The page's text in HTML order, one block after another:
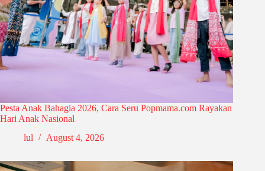
Pesta Anak Bahagia 2026, Cara Seru Popmama.com Rayakan
Hari Anak Nasional
lul
August 4, 2026